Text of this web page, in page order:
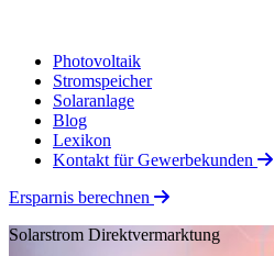
Photovoltaik
Stromspeicher
Solaranlage
Blog
Lexikon
Kontakt für Gewerbekunden
Ersparnis berechnen
Solarstrom Direktvermarktung